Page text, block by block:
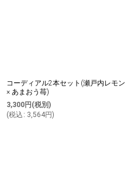
コーディアル2本セット(瀬戸内レモン
× あまおう苺)
3,300円 (税別)
(税込 : 3,564円)